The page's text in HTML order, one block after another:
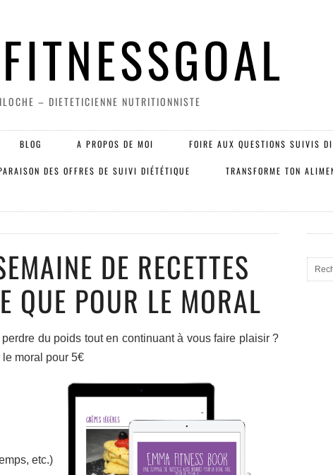
– DIETETICIENNE NUTRITIONNISTE
BLOG A PROPOS DE MOI FOIRE AUX QUESTIONS SUIVIS
DES OFFRES DE SUIVI DIÉTÉTIQUE TRANSFORME TON
DE RECETTES
QUE POUR LE MORAL
du poids tout en continuant à vous faire plaisir ?
moral pour 5€
etc.)